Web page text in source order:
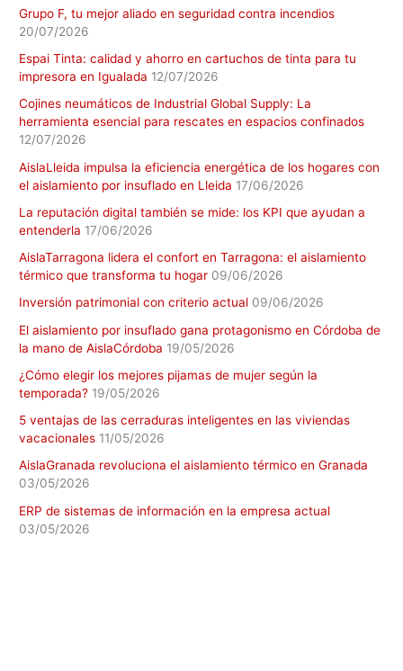
Grupo F, tu mejor aliado en seguridad contra incendios
20/07/2026
Espai Tinta: calidad y ahorro en cartuchos de tinta para tu
impresora en Igualada 12/07/2026
Cojines neumáticos de Industrial Global Supply: La
herramienta esencial para rescates en espacios confinados
12/07/2026
AislaLleida impulsa la eficiencia energética de los hogares con
el aislamiento por insuflado en Lleida 17/06/2026
La reputación digital también se mide: los KPI que ayudan a
entenderla 17/06/2026
AislaTarragona lidera el confort en Tarragona: el aislamiento
térmico que transforma tu hogar 09/06/2026
Inversión patrimonial con criterio actual 09/06/2026
El aislamiento por insuflado gana protagonismo en Córdoba de
la mano de AislaCórdoba 19/05/2026
¿Cómo elegir los mejores pijamas de mujer según la
temporada? 19/05/2026
5 ventajas de las cerraduras inteligentes en las viviendas
vacacionales 11/05/2026
AislaGranada revoluciona el aislamiento térmico en Granada
03/05/2026
ERP de sistemas de información en la empresa actual
03/05/2026